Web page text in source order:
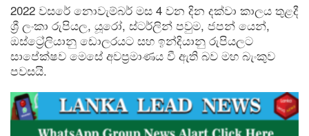
2022 වසරේ නොවැම්බර් මස 4 වන දින දක්වා කාලය තුළදී
ශ්‍රී ලංකා රුපියල, යූරෝ, ස්ටර්ලින් පවුම, ජපන් යෙන්,
ඔස්ට්‍රේලියානු ඩොලරයට සහ ඉන්දියානු රුපියලට
සාපේක්ෂව මෙසේ අවප්‍රමාණය වී ඇති බව මහ බැංකුව
පවසයි.